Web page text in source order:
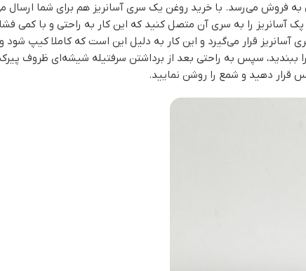
مایع در سایت هیمو هوم به صورت 1 لیتری و 100 سی‌سی به فروش می‌رسد. با خرید روغن یک سری
پک آسانریز را به سری آن متصل کنید که این کار به راحتی و با
قرار می‌گیرد و این کار به دلیل این است که کاملا کیپ شود
سری آسانریز را ببندید، سپس به راحتی بعد از برداشتن سرفتیله
قرار دهید و شمع را روشن نمایید.